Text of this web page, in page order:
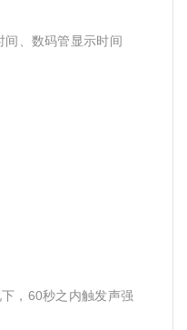
、数码管显示时间
，60秒之内触发声强